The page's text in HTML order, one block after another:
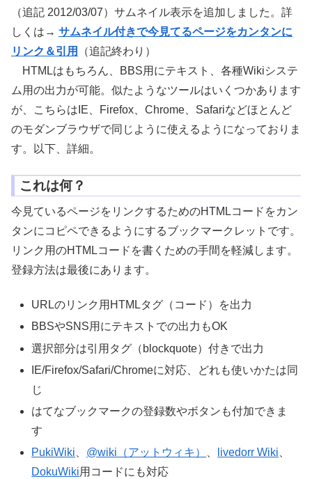
（追記 2012/03/07）サムネイル表示を追加しました。詳
しくは→ サムネイル付きで今見てるページをカンタンに
リンク＆引用
（追記終わり）
HTMLはもちろん、BBS用にテキスト、各種Wikiシステ
ム用の出力が可能。似たようなツールはいくつかあります
が、こちらはIE、Firefox、Chrome、Safariなどほとんど
のモダンブラウザで同じように使えるようになっておりま
す。以下、詳細。
これは何？
今見ているページをリンクするためのHTMLコードをカン
タンにコピペできるようにするブックマークレットです。
リンク用のHTMLコードを書くための手間を軽減します。
登録方法は最後にあります。
URLのリンク用HTMLタグ（コード）を出力
BBSやSNS用にテキストでの出力もOK
選択部分は引用タグ（blockquote）付きで出力
IE/Firefox/Safari/Chromeに対応、どれも使いかたは同
じ
はてなブックマークの登録数やボタンも付加できま
す
PukiWiki
@wiki（アットウィキ） livedorr Wiki
DokuWiki用コードにも対応